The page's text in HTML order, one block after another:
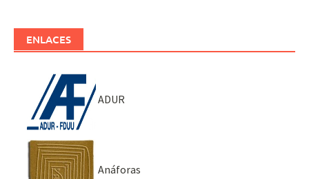
ENLACES
ADUR
Anáforas